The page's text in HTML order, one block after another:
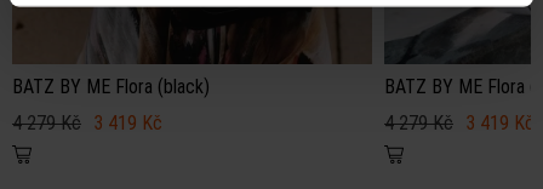
BATZ BY ME Flora (black)
4 279 Kč 3 419 Kč
BATZ BY ME Flora
4 279 Kč 3 419 Kč